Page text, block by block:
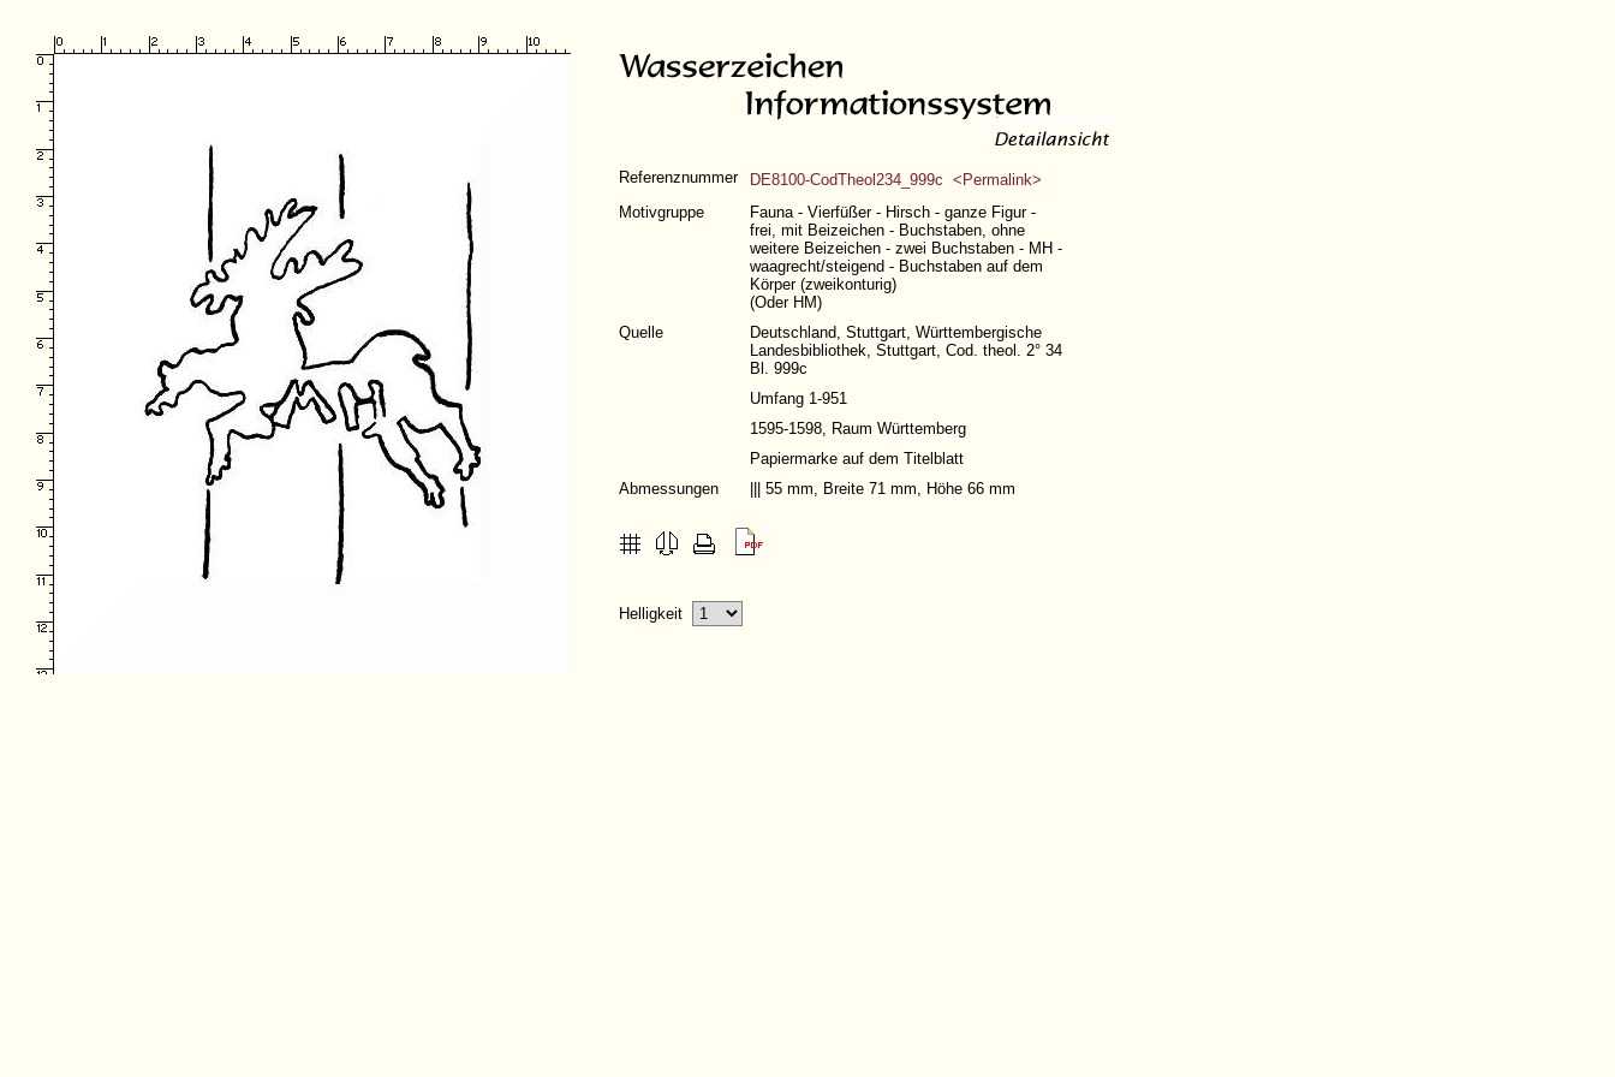
Referenznummer
DE8100-CodTheol234_999c <Permalink>
Motivgruppe
Fauna - Vierfüßer - Hirsch - ganze Figur -
frei, mit Beizeichen - Buchstaben, ohne
weitere Beizeichen - zwei Buchstaben - MH -
waagrecht/steigend - Buchstaben auf dem
Körper (zweikonturig)
(Oder HM)
Quelle
Deutschland, Stuttgart, Württembergische
Landesbibliothek, Stuttgart, Cod. theol. 2° 34
Bl. 999c
Umfang 1-951
1595-1598, Raum Württemberg
Papiermarke auf dem Titelblatt
Abmessungen
||| 55 mm, Breite 71 mm, Höhe 66 mm
Helligkeit